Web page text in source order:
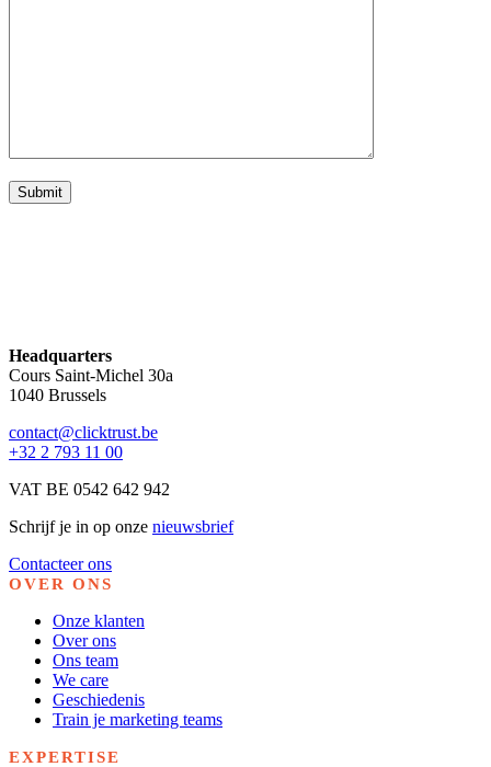
Headquarters
Cours Saint-Michel 30a
1040 Brussels
contact@clicktrust.be
+32 2 793 11 00
VAT BE 0542 642 942
Schrijf je in op onze nieuwsbrief
Contacteer ons
OVER ONS
Onze klanten
Over ons
Ons team
We care
Geschiedenis
Train je marketing teams
EXPERTISE